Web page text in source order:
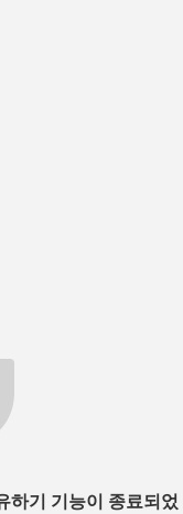
하기 기능이 종료되었